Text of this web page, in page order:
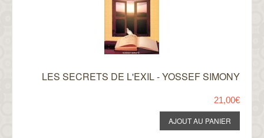
LES SECRETS DE L'EXIL - YOSSEF SIMONY
21,00€